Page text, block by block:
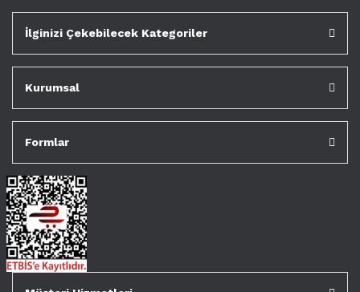
İlginizi Çekebilecek Kategoriler
Kurumsal
Formlar